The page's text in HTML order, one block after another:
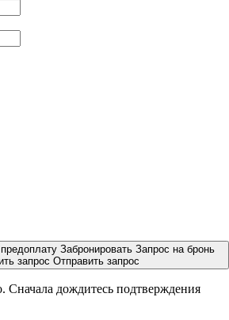
Забронировать Запрос на бронь
запрос Отправить запрос
Сначала дождитесь подтверждения